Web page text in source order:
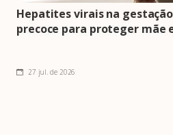
Hepatites virais na
precoce para proteger mãe
27 jul. de 2026